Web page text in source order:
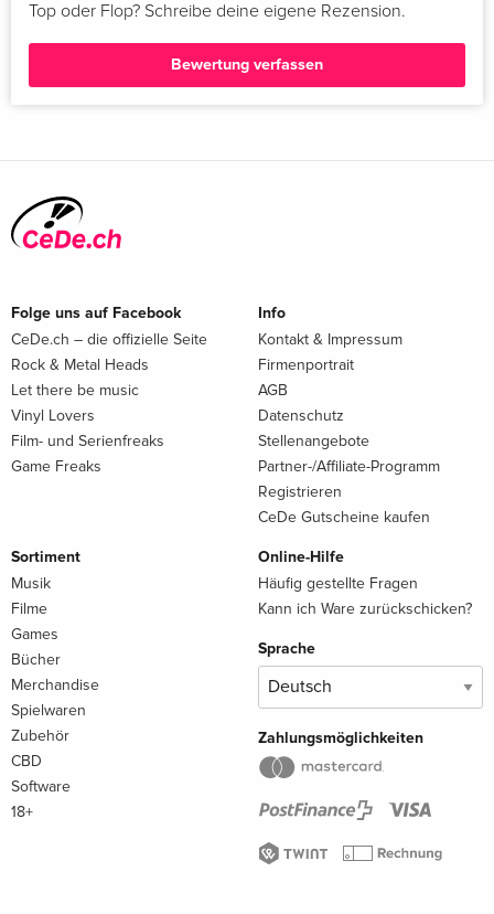
Top oder Flop? Schreibe deine eigene Rezension.
Bewertung verfassen
Folge uns auf Facebook
CeDe.ch – die offizielle Seite
Rock & Metal Heads
Let there be music
Vinyl Lovers
Film- und Serienfreaks
Game Freaks
Info
Kontakt & Impressum
Firmenportrait
AGB
Datenschutz
Stellenangebote
Partner-/Affiliate-Programm
Registrieren
CeDe Gutscheine kaufen
Sortiment
Musik
Filme
Games
Bücher
Merchandise
Spielwaren
Zubehör
CBD
Software
18+
Online-Hilfe
Häufig gestellte Fragen
Kann ich Ware zurückschicken?
Sprache
Zahlungsmöglichkeiten